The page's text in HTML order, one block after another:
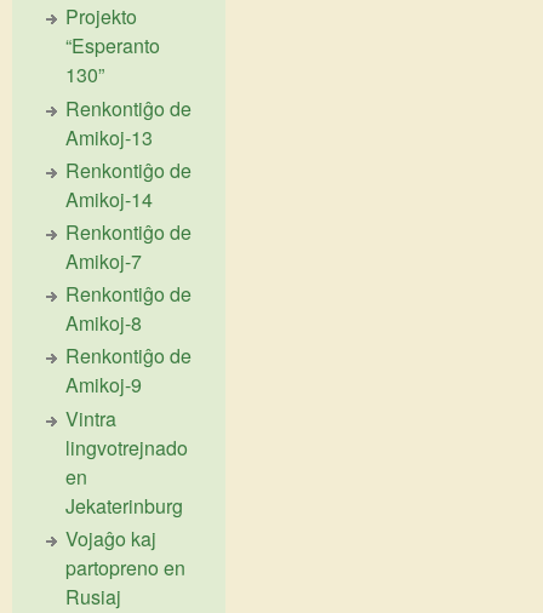
Projekto
“Esperanto
130”
Renkontiĝo de
Amikoj-13
Renkontiĝo de
Amikoj-14
Renkontiĝo de
Amikoj-7
Renkontiĝo de
Amikoj-8
Renkontiĝo de
Amikoj-9
Vintra
lingvotrejnado
en
Jekaterinburg
Vojaĝo kaj
partopreno en
Rusiaj